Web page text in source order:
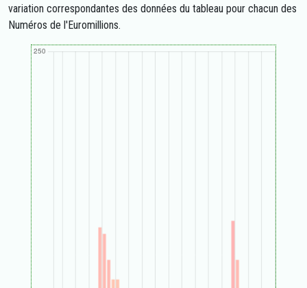
variation correspondantes des données du tableau pour chacun des
Numéros de l'Euromillions.